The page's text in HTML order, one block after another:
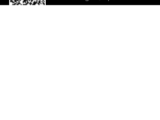
o App agora